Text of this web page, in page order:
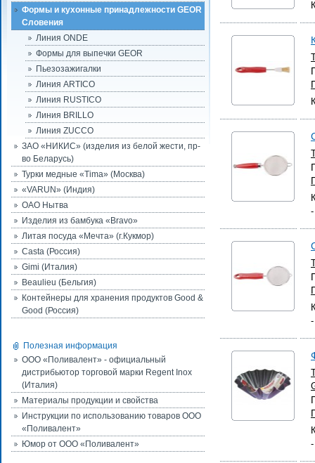
Формы и кухонные принадлежности GEOR
Словения
Линия ONDE
Формы для выпечки GEOR
Пьезозажигалки
Линия ARTICO
Линия RUSTICO
Линия BRILLO
Линия ZUCCO
ЗАО «НИКИС» (изделия из белой жести, пр-
во Беларусь)
Турки медные «Tima» (Москва)
«VARUN» (Индия)
ОАО Нытва
Изделия из бамбука «Bravo»
Литая посуда «Мечта» (г.Кукмор)
Casta (Россия)
Gimi (Италия)
Beaulieu (Бельгия)
Контейнеры для хранения продуктов Good &
Good (Россия)
Полезная информация
ООО «Поливалент» - официальный
дистрибьютор торговой марки Regent Inox
(Италия)
Материалы продукции и свойства
Инструкции по использованию товаров ООО
«Поливалент»
Юмор от ООО «Поливалент»